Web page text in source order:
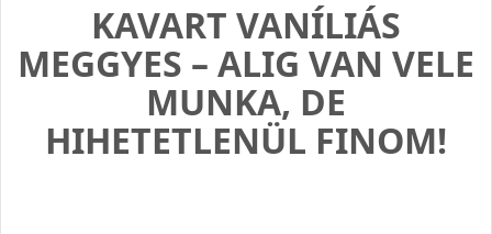
KAVART VANÍLIÁS
MEGGYES – ALIG VAN VELE
MUNKA, DE
HIHETETLENÜL FINOM!